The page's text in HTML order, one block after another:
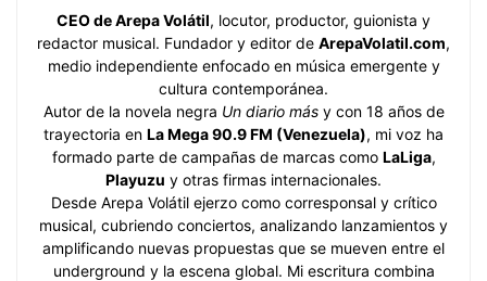
CEO de Arepa Volátil, locutor, productor, guionista y
redactor musical. Fundador y editor de ArepaVolatil.com,
medio independiente enfocado en música emergente y
cultura contemporánea.
Autor de la novela negra Un diario másy con 18 años de
trayectoria en La Mega 90.9 FM (Venezuela), mi voz ha
formado parte de campañas de marcas como LaLiga,
Playuzu y otras firmas internacionales.
Desde Arepa Volátil ejerzo como corresponsal y crítico
musical, cubriendo conciertos, analizando lanzamientos y
amplificando nuevas propuestas que se mueven entre el
underground y la escena global. Mi escritura combina